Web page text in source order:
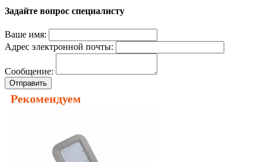
Задайте вопрос специалисту
Ваше имя:
Адрес электронной почты:
Сообщение:
Отправить
Рекомендуем